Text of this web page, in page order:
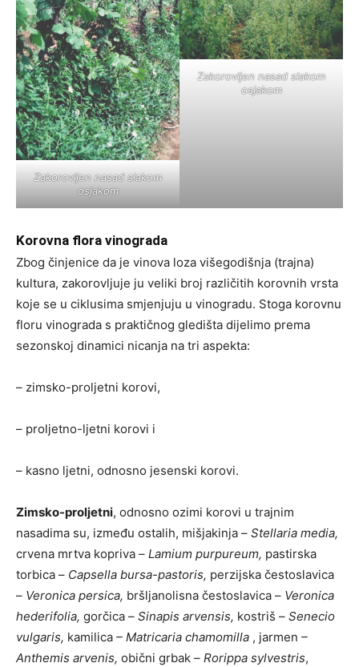
Zakorovljen nasad slakom
osjakom
Zakorovljen nasad slakom
osjakom
Korovna flora vinograda
Zbog činjenice da je vinova loza višegodišnja (trajna)
kultura, zakorovljuje ju veliki broj različitih korovnih vrsta
koje se u ciklusima smjenjuju u vinogradu. Stoga korovnu
floru vinograda s praktičnog gledišta dijelimo prema
sezonskoj dinamici nicanja na tri aspekta:
– zimsko-proljetni korovi,
– proljetno-ljetni korovi i
– kasno ljetni, odnosno jesenski korovi.
Zimsko-proljetni, odnosno ozimi korovi u trajnim
nasadima su, između ostalih, mišjakinja – Stellaria media,
crvena mrtva kopriva – Lamium purpureum, pastirska
torbica – Capsella bursa-pastoris, perzijska čestoslavica
– Veronica persica, bršljanolisna čestoslavica – Veronica
hederifolia, gorčica – Sinapis arvensis, kostriš – Senecio
vulgaris, kamilica – Matricaria chamomilla , jarmen –
Anthemis arvenis, obični grbak – Rorippa sylvestris,